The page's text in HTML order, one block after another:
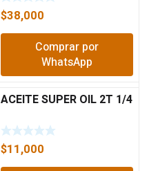
$38,000
Comprar por
WhatsApp
ACEITE SUPER OIL 2T 1/4
$11,000